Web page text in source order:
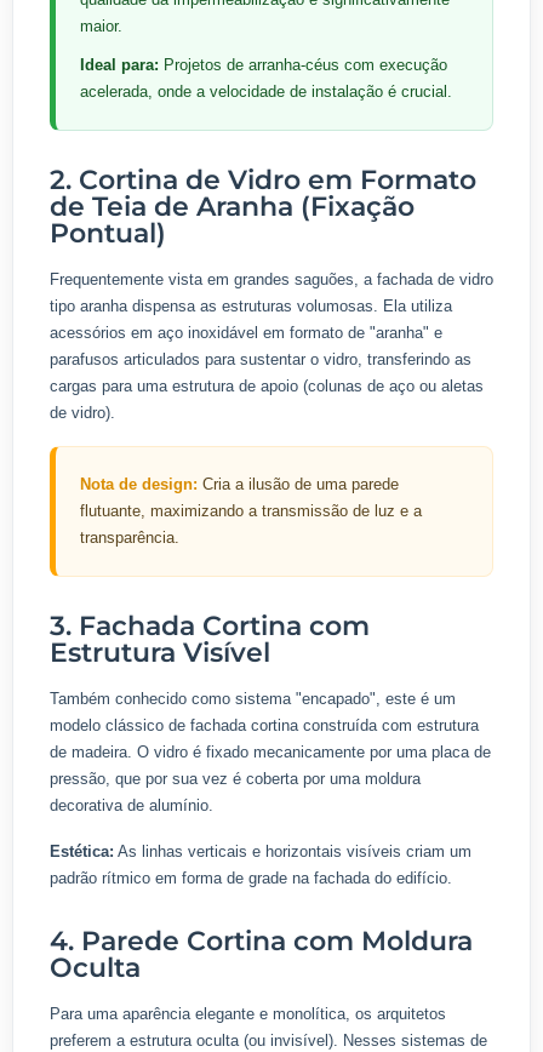
maior.
Ideal para: Projetos de arranha-céus com execução
acelerada, onde a velocidade de instalação é crucial.
2. Cortina de Vidro em Formato
de Teia de Aranha (Fixação
Pontual)
Frequentemente vista em grandes saguões, a fachada de vidro
tipo aranha dispensa as estruturas volumosas. Ela utiliza
acessórios em aço inoxidável em formato de "aranha" e
parafusos articulados para sustentar o vidro, transferindo as
cargas para uma estrutura de apoio (colunas de aço ou aletas
de vidro).
Nota de design: Cria a ilusão de uma parede
flutuante, maximizando a transmissão de luz e a
transparência.
3. Fachada Cortina com
Estrutura Visível
Também conhecido como sistema "encapado", este é um
modelo clássico de fachada cortina construída com estrutura
de madeira. O vidro é fixado mecanicamente por uma placa de
pressão, que por sua vez é coberta por uma moldura
decorativa de alumínio.
Estética: As linhas verticais e horizontais visíveis criam um
padrão rítmico em forma de grade na fachada do edifício.
4. Parede Cortina com Moldura
Oculta
Para uma aparência elegante e monolítica, os arquitetos
preferem a estrutura oculta (ou invisível). Nesses sistemas de